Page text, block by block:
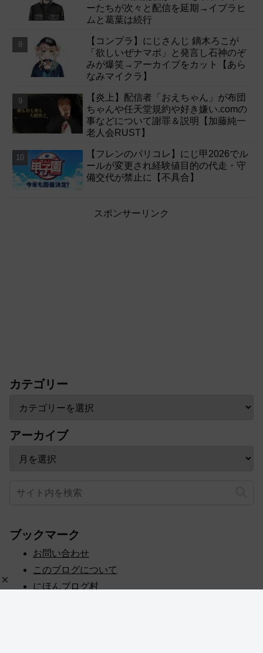
ーたちが次々と配信を延期→イブラヒ
ムと葛葉は続行
【コンプラ】にじさんじ 鏑木ろこが
「欲しいぜナマポ」と発言し石神のぞ
みが爆笑→アーカイブをカット【あら
なみマイクラ】
【炎上】配信者「おえちゃん」が布団
ちゃんや任天堂規約や好き嫌い.comの
事などについて謝罪＆説明【加藤純一
老人会RUST】
【フレンのパリコレ】にじ甲2026でル
ールが変更され経験値目的の代走・守
備交代が禁止に【不具合】
スポンサーリンク
カテゴリー
アーカイブ
ブックマーク
お問い合わせ
このブログについて
にほんブログ村